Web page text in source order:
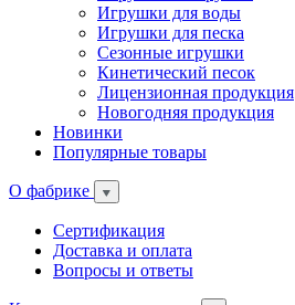
Игрушки для воды
Игрушки для песка
Сезонные игрушки
Кинетический песок
Лицензионная продукция
Новогодняя продукция
Новинки
Популярные товары
О фабрике
Сертификация
Доставка и оплата
Вопросы и ответы